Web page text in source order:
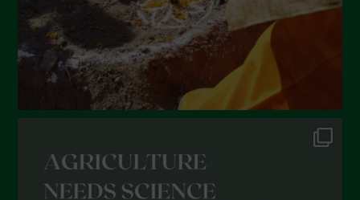
Febbraio 2022
Gennaio 2022
Dicembre 2021
Novembre 2021
Settembre 2021
Agosto 2021